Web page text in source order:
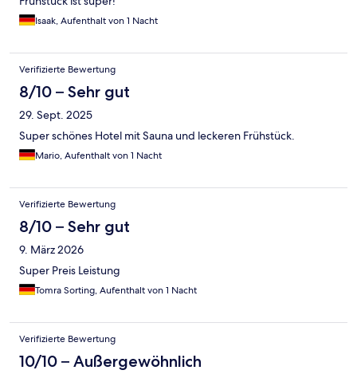
Isaak, Aufenthalt von 1 Nacht
Verifizierte Bewertung
8/10 – Sehr gut
29. Sept. 2025
Super schönes Hotel mit Sauna und leckeren Frühstück.
Mario, Aufenthalt von 1 Nacht
Verifizierte Bewertung
8/10 – Sehr gut
9. März 2026
Super Preis Leistung
Tomra Sorting, Aufenthalt von 1 Nacht
Verifizierte Bewertung
10/10 – Außergewöhnlich